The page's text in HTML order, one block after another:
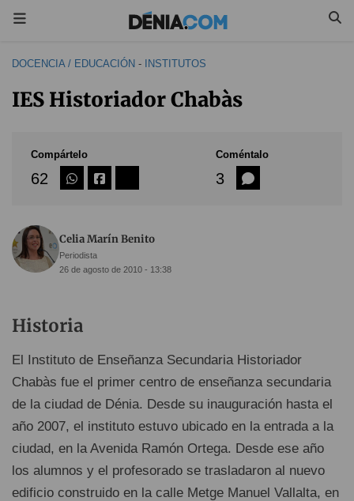
DOCENCIA / EDUCACIÓN - INSTITUTOS
IES Historiador Chabàs
Compártelo
62
Coméntalo
3
Celia Marín Benito
Periodista
26 de agosto de 2010 - 13:38
Historia
El Instituto de Enseñanza Secundaria Historiador
Chabàs fue el primer centro de enseñanza secundaria
de la ciudad de Dénia. Desde su inauguración hasta el
año 2007, el instituto estuvo ubicado en la entrada a la
ciudad, en la Avenida Ramón Ortega. Desde ese año
los alumnos y el profesorado se trasladaron al nuevo
edificio construido en la calle Metge Manuel Vallalta, en